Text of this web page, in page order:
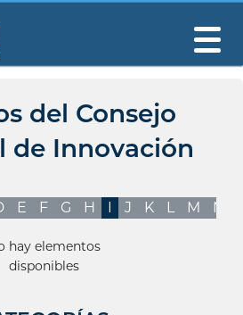
del Consejo
de Innovación
E F G H I J K L M N
hay elementos
disponibles